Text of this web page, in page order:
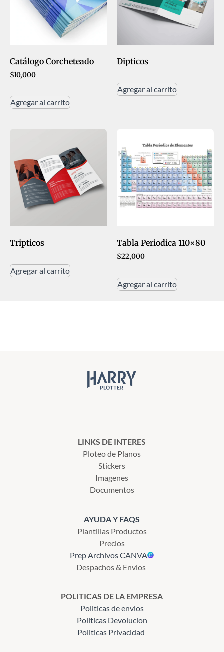
Catálogo Corcheteado
$10,000
Agregar al carrito
Dipticos
Agregar al carrito
Tripticos
Agregar al carrito
Tabla Periodica 110×80
$22,000
Agregar al carrito
LINKS DE INTERES
Ploteo de Planos
Stickers
Imagenes
Documentos
AYUDA Y FAQS
Plantillas Productos
Precios
Prep Archivos CANVA
Despachos & Envios
POLITICAS DE LA EMPRESA
Politicas de envios
Politicas Devolucion
Politicas Privacidad